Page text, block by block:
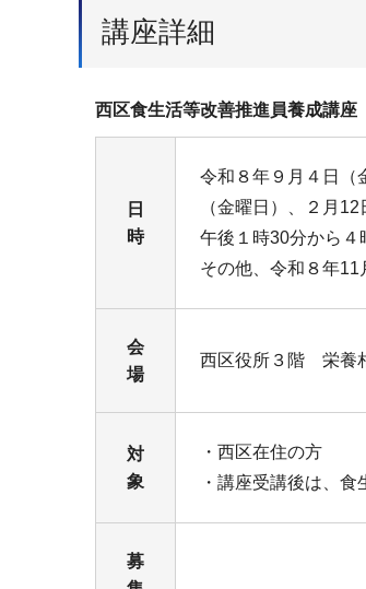
講座詳細
西区食生活等改善推進員養成講座
日
時
令和８年９月４日（
（金曜日）、２月
午後１時30分から４
その他、令和８年11
会
場
西区役所３階 栄養
対
象
・西区在住の方
・講座受講後は、
募